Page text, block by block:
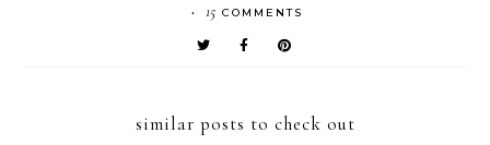
• 15 COMMENTS
similar posts to check out